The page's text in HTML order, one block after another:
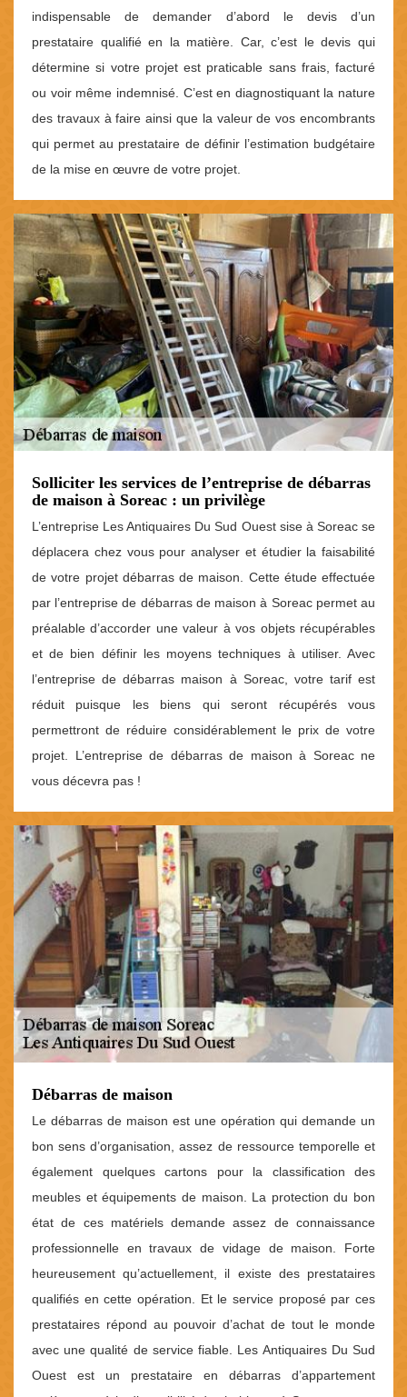
indispensable de demander d’abord le devis d’un
prestataire qualifié en la matière. Car, c’est le devis qui
détermine si votre projet est praticable sans frais, facturé
ou voir même indemnisé. C’est en diagnostiquant la nature
des travaux à faire ainsi que la valeur de vos encombrants
qui permet au prestataire de définir l’estimation budgétaire
de la mise en œuvre de votre projet.
Solliciter les services de l’entreprise de débarras
de maison à Soreac : un privilège
L’entreprise Les Antiquaires Du Sud Ouest sise à Soreac se
déplacera chez vous pour analyser et étudier la faisabilité
de votre projet débarras de maison. Cette étude effectuée
par l’entreprise de débarras de maison à Soreac permet au
préalable d’accorder une valeur à vos objets récupérables
et de bien définir les moyens techniques à utiliser. Avec
l’entreprise de débarras maison à Soreac, votre tarif est
réduit puisque les biens qui seront récupérés vous
permettront de réduire considérablement le prix de votre
projet. L’entreprise de débarras de maison à Soreac ne
vous décevra pas !
Débarras de maison
Le débarras de maison est une opération qui demande un
bon sens d’organisation, assez de ressource temporelle et
également quelques cartons pour la classification des
meubles et équipements de maison. La protection du bon
état de ces matériels demande assez de connaissance
professionnelle en travaux de vidage de maison. Forte
heureusement qu’actuellement, il existe des prestataires
qualifiés en cette opération. Et le service proposé par ces
prestataires répond au pouvoir d’achat de tout le monde
avec une qualité de service fiable. Les Antiquaires Du Sud
Ouest est un prestataire en débarras d’appartement